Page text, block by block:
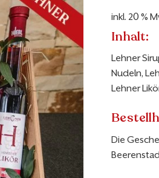
inkl. 20 %
Inhalt:
Lehner
Nudeln,
Lehner
Die